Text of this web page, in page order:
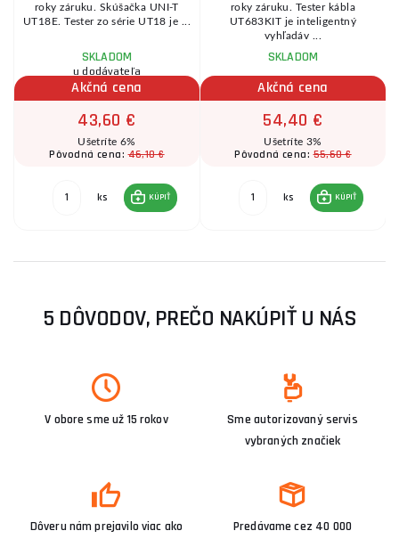
roky záruku. Skúšačka UNI-T
UT18E. Tester zo série UT18 je ...
SKLADOM
u dodávateľa
Akčná cena
43,60 €
Ušetríte 6%
Pôvodná cena:46,10 €
ks KÚPIŤ
roky záruku. Tester kábla
UT683KIT je inteligentný
vyhľadáv ...
SKLADOM
Akčná cena
54,40 €
Ušetríte 3%
Pôvodná cena:55,60 €
ks KÚPIŤ
5 DÔVODOV, PREČO NAKÚPIŤ U NÁS
V obore sme už 15 rokov
Sme autorizovaný servis
vybraných značiek
Dôveru nám prejavilo viac ako Predávame cez 40 000